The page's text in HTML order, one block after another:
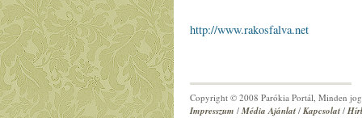
http://www.rakosfalva.net
Copyright © 2008 Parókia Portál, Minden
Impresszum / Média Ajánlat / Kapcsolat /